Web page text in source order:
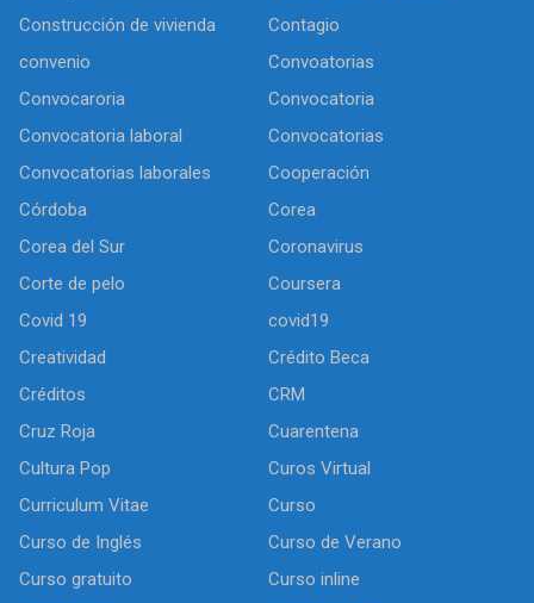
Construcción de vivienda
Contagio
convenio
Convoatorias
Convocaroria
Convocatoria
Convocatoria laboral
Convocatorias
Convocatorias laborales
Cooperación
Córdoba
Corea
Corea del Sur
Coronavirus
Corte de pelo
Coursera
Covid 19
covid19
Creatividad
Crédito Beca
Créditos
CRM
Cruz Roja
Cuarentena
Cultura Pop
Curos Virtual
Curriculum Vitae
Curso
Curso de Inglés
Curso de Verano
Curso gratuito
Curso inline